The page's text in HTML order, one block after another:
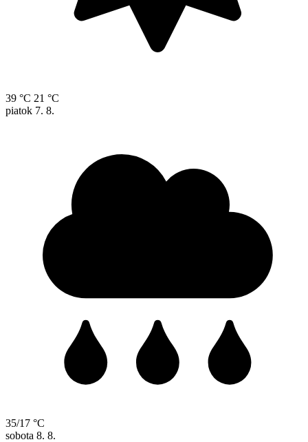
39 °C 21 °C
piatok 7. 8.
35/17 °C
sobota 8. 8.